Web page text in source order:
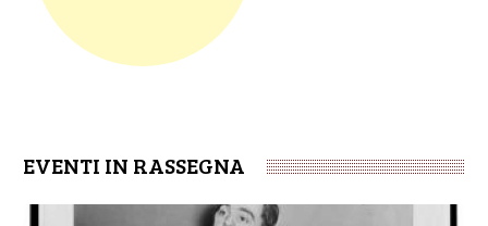
EVENTI IN RASSEGNA